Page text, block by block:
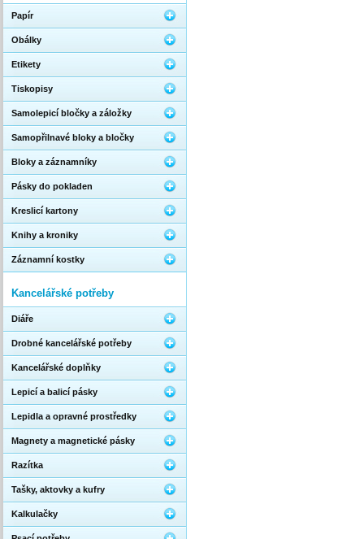
Papír
Obálky
Etikety
Tiskopisy
Samolepicí bločky a záložky
Samopřilnavé bloky a bločky
Bloky a záznamníky
Pásky do pokladen
Kreslicí kartony
Knihy a kroniky
Záznamní kostky
Kancelářské potřeby
Diáře
Drobné kancelářské potřeby
Kancelářské doplňky
Lepicí a balicí pásky
Lepidla a opravné prostředky
Magnety a magnetické pásky
Razítka
Tašky, aktovky a kufry
Kalkulačky